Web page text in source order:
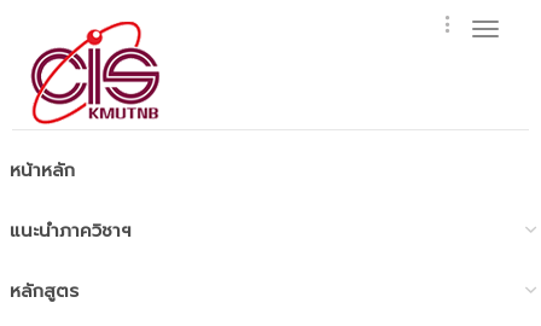
หน้าหลัก
แนะนำภาควิชาฯ
หลักสูตร